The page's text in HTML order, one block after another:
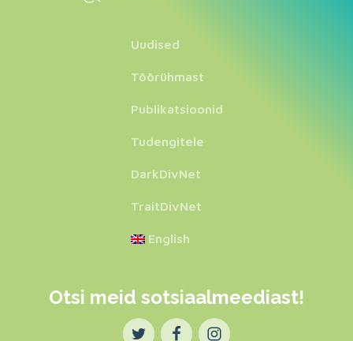
Uudised
Töörühmast
Publikatsioonid
Tudengitele
DarkDivNet
TraitDivNet
English
Otsi meid sotsiaalmeediast!